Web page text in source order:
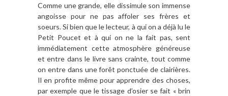
Comme une grande, elle dissimule son immense
angoisse pour ne pas affoler ses frères et
soeurs. Si bien que le lecteur, à qui on a déjà lu le
Petit Poucet et à qui on ne la fait pas, sent
immédiatement cette atmosphère généreuse
et entre dans le livre sans crainte, tout comme
on entre dans une forêt ponctuée de clairières.
Il en profite même pour apprendre des choses,
par exemple que le tissage d’osier se fait « brin